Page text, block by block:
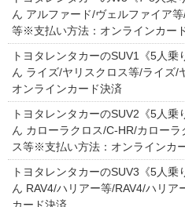
ん アルファード/ヴェルファイア
等※支払い方法：オンラインカー
トヨタレンタカーのSUV1《5人
ん ライズ/ヤリスクロス等/ライズ/
オンラインカード決済
トヨタレンタカーのSUV2《5人
ん カローラクロス/C-HR/カロー
ス等※支払い方法：オンラインカ
トヨタレンタカーのSUV3《5人
ん RAV4/ハリアー等/RAV4/ハリ